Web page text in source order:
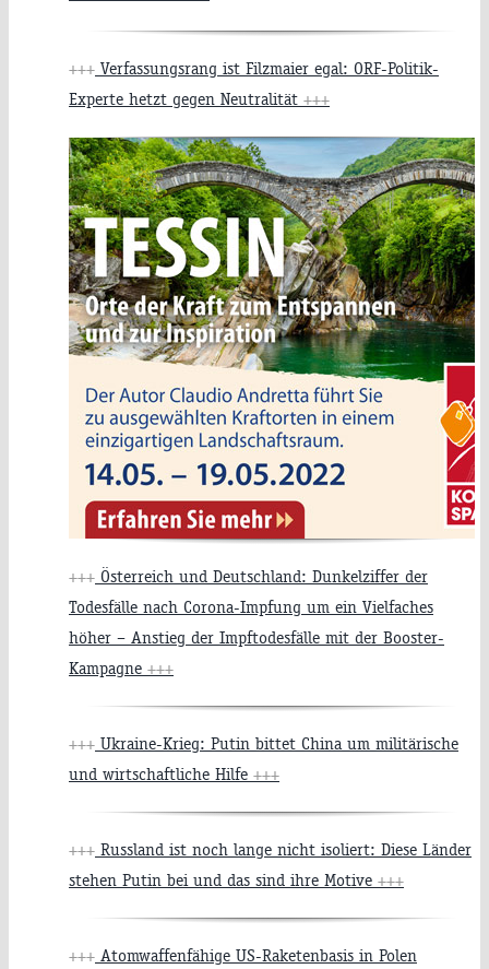
+++ Verfassungsrang ist Filzmaier egal: ORF-Politik-
Experte hetzt gegen Neutralität +++
+++ Österreich und Deutschland: Dunkelziffer der
Todesfälle nach Corona-Impfung um ein Vielfaches
höher – Anstieg der Impftodesfälle mit der Booster-
Kampagne +++
+++ Ukraine-Krieg: Putin bittet China um militärische
und wirtschaftliche Hilfe +++
+++ Russland ist noch lange nicht isoliert: Diese Länder
stehen Putin bei und das sind ihre Motive +++
+++ Atomwaffenfähige US-Raketenbasis in Polen